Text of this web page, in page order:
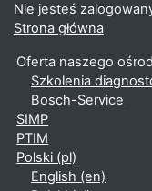
Nie jesteś
Strona główna
Oferta naszego
Szkolenia
Bosch-Service
SIMP
PTIM
Polski ‎(pl)‎
English ‎(en)‎